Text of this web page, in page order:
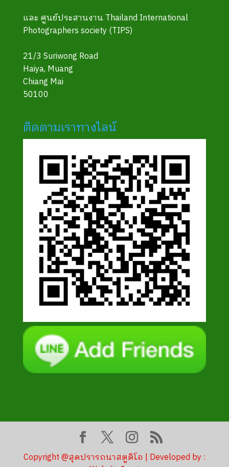
และ ศูนย์ประสานงาน Thailand International
Photographers society (TIPS)
21/3 Suriwong Road
Haiya, Muang
Chiang Mai
50100
ติดตามเราทางไลน์
Copyright @สุดปรารถนาสตูดิโอ | Developed by :